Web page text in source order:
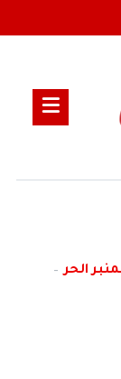
الحر